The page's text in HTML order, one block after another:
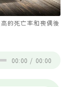
的死亡率和喪偶後
00:00 / 00:00